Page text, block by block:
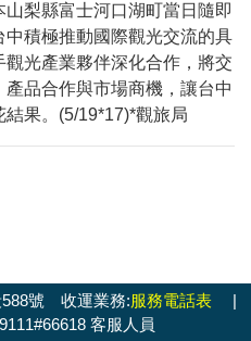
梨縣富士河口湖町當日隨即
積極推動國際觀光交流的具
光產業夥伴深化合作，將交
品合作與市場商機，讓台中
果。(5/19*17)*觀旅局
588號 收運業務:服務電話表|
客服人員